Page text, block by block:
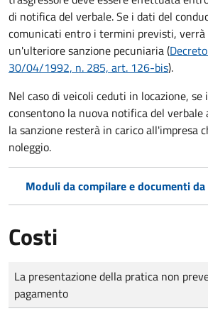
di notifica del verbale.Se i dati del
comunicati entro i termini previsti,
un'ulteriore sanzione pecuniaria (
30/04/1992, n. 285, art. 126-bis).
Nel caso di veicoli ceduti in locazione,
consentono la nuova notifica del
la sanzione resterà in carico all'impresa
noleggio.
Moduli da compilare e documenti
Costi
Tipo di pagamento
Importo
La presentazione della pratica non
pagamento